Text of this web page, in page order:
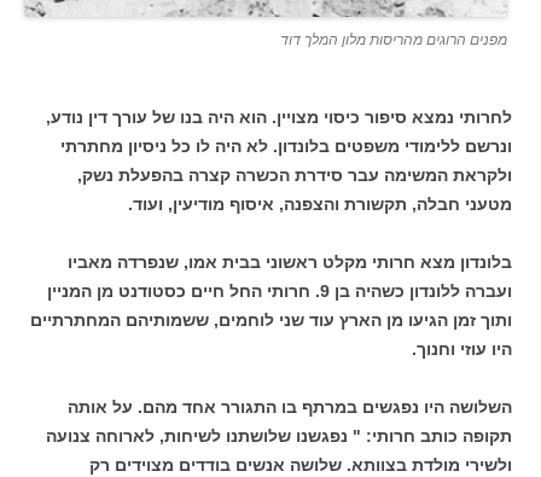
מפנים הרוגים מהריסות מלון המלך דוד
לחרותי נמצא סיפור כיסוי מצויין. הוא היה בנו של עורך דין נודע,
ונרשם ללימודי משפטים בלונדון. לא היה לו כל ניסיון מחתרתי
ולקראת המשימה עבר סידרת הכשרה קצרה בהפעלת נשק,
מטעני חבלה, תקשורת והצפנה, איסוף מודיעין, ועוד.
בלונדון מצא חרותי מקלט ראשוני בבית אמו, שנפרדה מאביו
ועברה ללונדון כשהיה בן 9. חרותי החל חיים כסטודנט מן המניין
ותוך זמן הגיעו מן הארץ עוד שני לוחמים, ששמותיהם המחתרתיים
היו עוזי וחנוך.
השלושה היו נפגשים במרתף בו התגורר אחד מהם. על אותה
תקופה כותב חרותי: " נפגשנו שלושתנו לשיחות, לארוחה צנועה
ולשירי מולדת בצוותא. שלושה אנשים בודדים מצוידים רק